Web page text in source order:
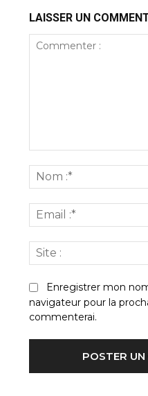
LAISSER UN
Enregistrer mon
navigateur pour la
commenterai.